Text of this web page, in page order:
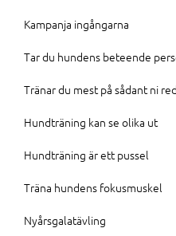
Kampanja ingångarna
Tar du hundens beteende
Tränar du mest på sådant ni
Hundträning kan se olika ut
Hundträning är ett pussel
Träna hundens fokusmuskel
Nyårsgalatävling